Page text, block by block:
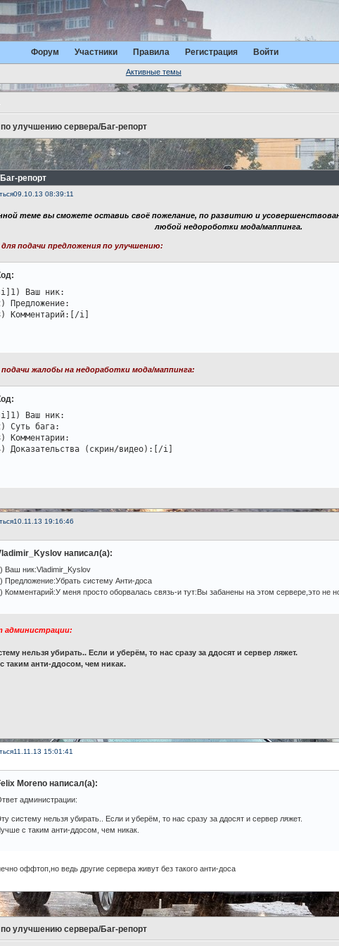
Форум Участники Правила Регистрация Войти
Активные темы
улучшению сервера/Баг-репорт
репорт
09.10.13 08:39:11
теме вы сможете оставиь своё пожелание, по развитию и
любой недороботки мода/маппинга.
подачи предложения по улучшению:
Ваш ник:
Предложение:
Комментарий:[/i]
жалобы на недоработки мода/маппинга:
[i]1) Ваш ник:
Суть бага:
Комментарии:
Доказательства (скрин/видео):[/i]
10.11.13 19:16:46
написал(а):
Ваш ник:Vladimir_Kyslov
Предложение:Убрать систему Анти-доса
Комментарий:У меня просто оборвалась связь-и тут:Вы забанены на этом сервере,это не
администрации:
нельзя убирать.. Если и уберём, то нас сразу за ддосят и сервер ляжет.
таким анти-ддосом, чем никак.
11.11.13 15:01:41
Moreno написал(а):
администрации:
систему нельзя убирать.. Если и уберём, то нас сразу за ддосят и сервер ляжет.
с таким анти-ддосом, чем никак.
оффтоп,но ведь другие сервера живут без такого анти-доса
улучшению сервера/Баг-репорт